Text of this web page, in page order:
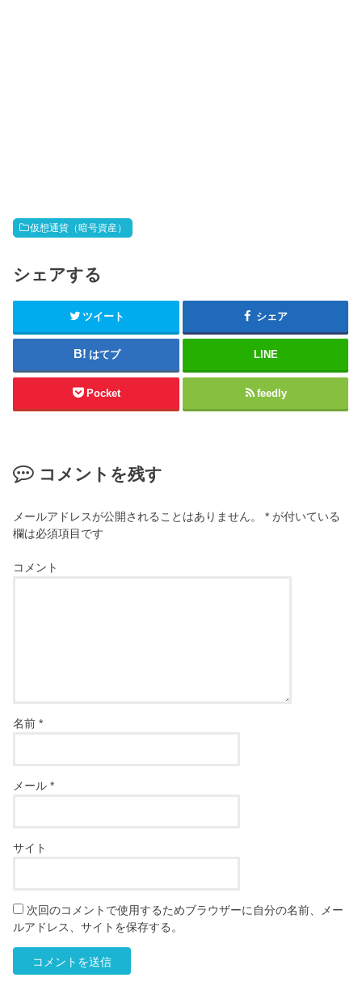
仮想通貨（暗号資産）
シェアする
ツイート シェア
はてブ LINE
Pocket feedly
コメントを残す
メールアドレスが公開されることはありません。 * が付いている
欄は必須項目です
コメント
名前*
メール*
サイト
次回のコメントで使用するためブラウザーに自分の名前、メー
ルアドレス、サイトを保存する。